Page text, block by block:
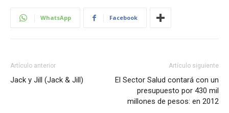
WhatsApp Facebook
Artículo anterior
Jack y Jill (Jack & Jill)
Artículo siguiente
El Sector Salud contará con un
presupuesto por 430 mil
millones de pesos: en 2012